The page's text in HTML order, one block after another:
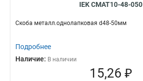
IEK CMAT10-48-050
Скоба металл.однолапковая d48-50мм
Подробнее
Наличие: В наличии
15,26 ₽